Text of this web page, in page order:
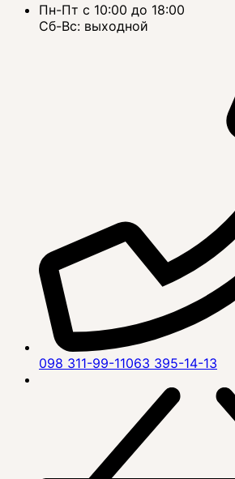
Пн-Пт с 10:00 до 18:00
Сб-Вс: выходной
098 311-99-11063 395-14-13